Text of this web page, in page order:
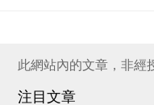
此網站內的文章，非經
注目文章